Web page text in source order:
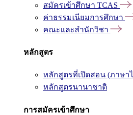
สมัครเข้าศึกษา TCAS
ค่าธรรมเนียมการศึกษา
คณะและสำนักวิชา
หลักสูตร
หลักสูตรที่เปิดสอน (ภาษา
หลักสูตรนานาชาติ
การสมัครเข้าศึกษา